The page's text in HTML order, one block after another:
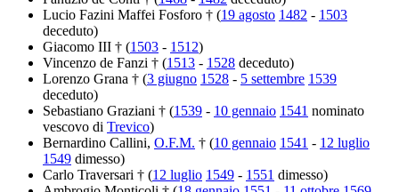
Lucio Fazini Maffei Fosforo † (19 agosto 1482 - 1503
deceduto)
Giacomo III † (1503 - 1512)
Vincenzo de Fanzi † (1513 - 1528 deceduto)
Lorenzo Grana † (3 giugno 1528 - 5 settembre 1539
deceduto)
Sebastiano Graziani † (1539 - 10 gennaio 1541 nominato
vescovo di Trevico)
Bernardino Callini, O.F.M. † (10 gennaio 1541 - 12 luglio
1549 dimesso)
Carlo Traversari † (12 luglio 1549 - 1551 dimesso)